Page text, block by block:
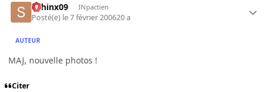
sphinx09 INpactien
Posté(e) le 7 février 200620 a
AUTEUR
MAJ, nouvelle photos !
Citer